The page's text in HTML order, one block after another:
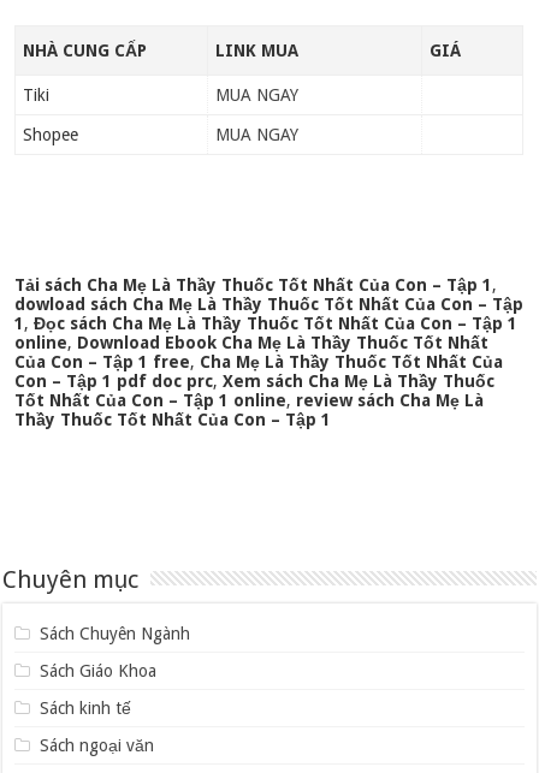
NHÀ CUNG CẤP LINK MUA GIÁ
Tiki MUA NGAY
Shopee MUA NGAY
Tải sách Cha Mẹ Là Thầy Thuốc Tốt Nhất Của Con – Tập 1,
dowload sách Cha Mẹ Là Thầy Thuốc Tốt Nhất Của Con – Tập
1,Đọc sách Cha Mẹ Là Thầy Thuốc Tốt Nhất Của Con – Tập 1
online, Download Ebook Cha Mẹ Là Thầy Thuốc Tốt Nhất
Của Con – Tập 1 free, Cha Mẹ Là Thầy Thuốc Tốt Nhất Của
Con – Tập 1 pdf doc prc,Xem sách Cha Mẹ Là Thầy Thuốc
Tốt Nhất Của Con – Tập 1 online, review sách Cha Mẹ Là
Thầy Thuốc Tốt Nhất Của Con – Tập 1
Chuyên mục
Sách Chuyên Ngành
Sách Giáo Khoa
Sách kinh tế
Sách ngoại văn